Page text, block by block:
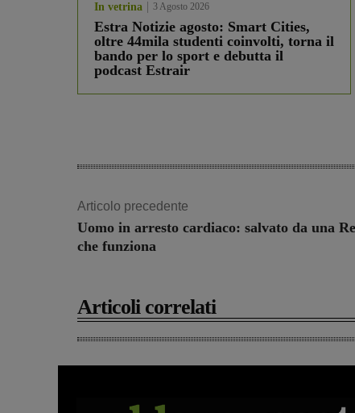
In vetrina 3 Agosto 2026
Estra Notizie agosto: Smart Cities,
oltre 44mila studenti coinvolti, torna il
bando per lo sport e debutta il
podcast Estrair
Articolo precedente
Uomo in arresto cardiaco: salvato da una
che funziona
Articoli correlati